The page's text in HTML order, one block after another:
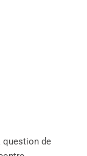
question de